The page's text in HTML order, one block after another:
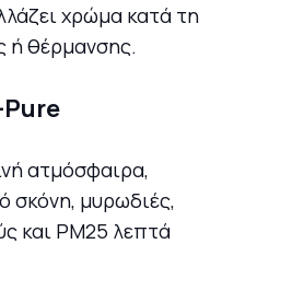
χρώμα κατά τη
ή θέρμανσης.
ατμόσφαιρα,
σκόνη, μυρωδιές,
και PM25 λεπτά